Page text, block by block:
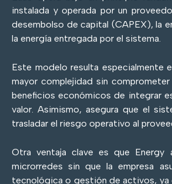
instalada y operada por un
desembolso de capital (CAPEX), la
la energía entregada por el sistema.
Este modelo resulta especialmente
mayor complejidad sin
beneficios económicos de integrar
valor. Asimismo, asegura que el
trasladar el riesgo operativo al
Otra ventaja clave es que Energy
microrredes sin que la empresa
tecnológica o gestión de activos, ya